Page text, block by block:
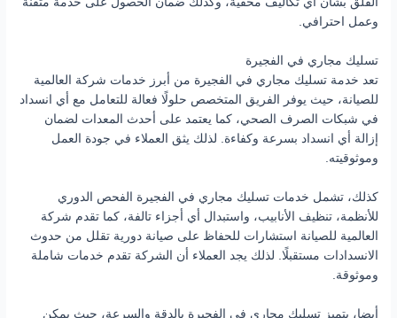
وعمل احترافي.
تسليك مجاري في الفجيرة
تعد خدمة تسليك مجاري في الفجيرة من أبرز خدمات شركة العالمية
للصيانة، حيث يوفر الفريق المتخصص حلولًا فعالة للتعامل مع أي انسداد
في شبكات الصرف الصحي، كما يعتمد على أحدث المعدات لضمان
إزالة أي انسداد بسرعة وكفاءة. لذلك يثق العملاء في جودة العمل
وموثوقيته.
كذلك، تشمل خدمات تسليك مجاري في الفجيرة الفحص الدوري
للأنظمة، تنظيف الأنابيب، واستبدال أي أجزاء تالفة، كما تقدم شركة
العالمية للصيانة استشارات للحفاظ على صيانة دورية تقلل من حدوث
الانسدادات مستقبلًا. لذلك يجد العملاء أن الشركة تقدم خدمات شاملة
وموثوقة.
أيضا، يتميز تسليك مجاري في الفجيرة بالدقة والسرعة، حيث يمكن